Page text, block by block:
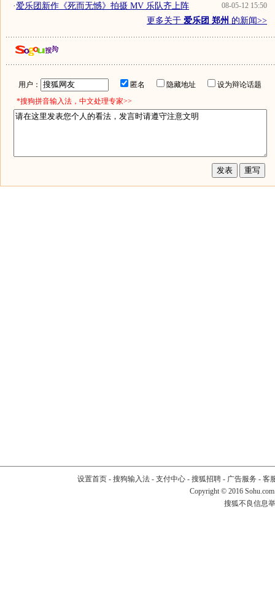
08-05-12 15:50
·爱乐团新作《死而无憾》拍摄 MV 乐队齐上阵
更多关于 爱乐团 郑州 的新闻>>
用户： 匿名 隐藏地址
设为辩论话题
*搜狗拼音输入法，中文处理专家>>
设置首页- 搜狗输入法- 支付中心- 搜狐招聘- 广告服务 - 客
Copyright © 2016
搜狐不良信息